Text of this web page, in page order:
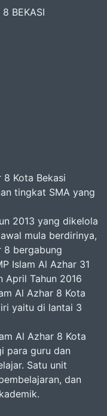
BEKASI
8 Kota Bekasi
tingkat SMA yang
2013 yang dikelola
mula berdirinya,
8 bergabung
Islam Al Azhar 31
April Tahun 2016
Al Azhar 8 Kota
yaitu di lantai 3
Al Azhar 8 Kota
para guru dan
Satu unit
dan